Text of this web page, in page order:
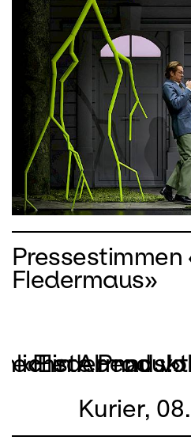
Pressestimmen
Fledermaus»
Fledermaus!»
«Ein Abend
Kurier,